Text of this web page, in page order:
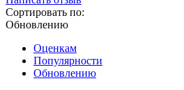
Сортировать по:
Обновлению
Оценкам
Популярности
Обновлению